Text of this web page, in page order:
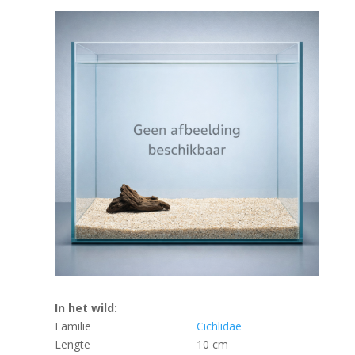
In het wild:
Familie
Cichlidae
Lengte
10 cm